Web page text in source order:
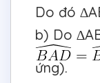
Do đó
b) Do
ứng).